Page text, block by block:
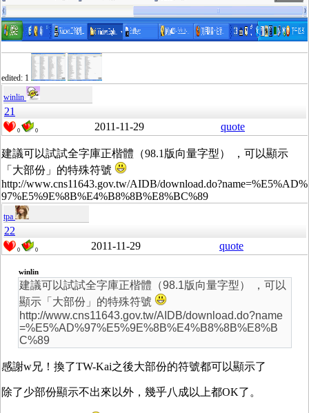
edited: 1
winlin
21
0 0 2011-11-29 quote
建議可以試試全字庫正楷體（98.1版向量字型） ，可以顯示
「大部份」的特殊符號
http://www.cns11643.gov.tw/AIDB/download.do?name=%E5%AD%
97%E5%9E%8B%E4%B8%8B%E8%BC%89
tpa
22
0 0 2011-11-29 quote
winlin
建議可以試試全字庫正楷體（98.1版向量字型） ，可以
顯示「大部份」的特殊符號
http://www.cns11643.gov.tw/AIDB/download.do?name
=%E5%AD%97%E5%9E%8B%E4%B8%8B%E8%B
C%89
感謝w兄！換了TW-Kai之後大部份的符號都可以顯示了
除了少部份顯示不出來以外，幾乎八成以上都OK了。